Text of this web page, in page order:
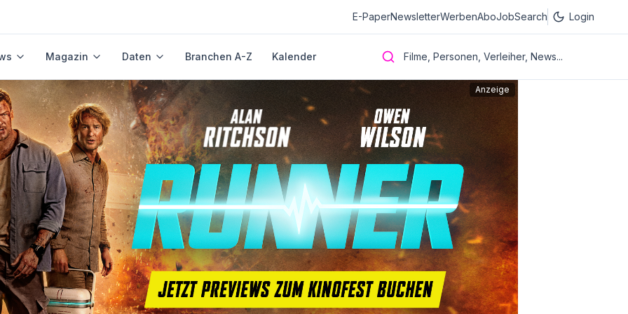
E-PaperNewsletterWerbenAboJobSearch Login
Magazin Daten Branchen A-Z Kalender Filme, Personen, Verleiher, News...
Anzeige